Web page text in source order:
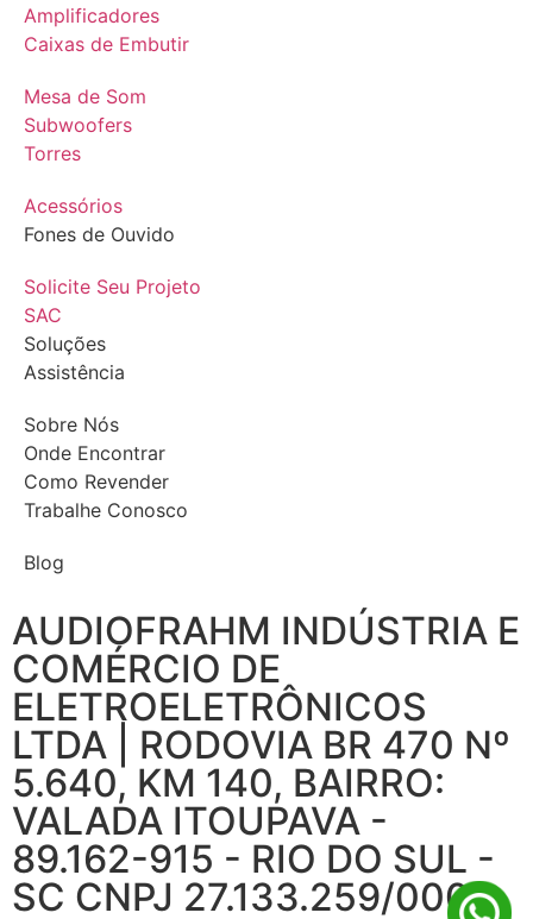
Amplificadores
Caixas de Embutir
Mesa de Som
Subwoofers
Torres
Acessórios
Fones de Ouvido
Solicite Seu Projeto
SAC
Soluções
Assistência
Sobre Nós
Onde Encontrar
Como Revender
Trabalhe Conosco
Blog
AUDIOFRAHM INDÚSTRIA E
COMÉRCIO DE
ELETROELETRÔNICOS
LTDA | RODOVIA BR 470 Nº
5.640, KM 140, BAIRRO:
VALADA ITOUPAVA -
89.162-915 - RIO DO SUL -
SC CNPJ 27.133.259/0001-